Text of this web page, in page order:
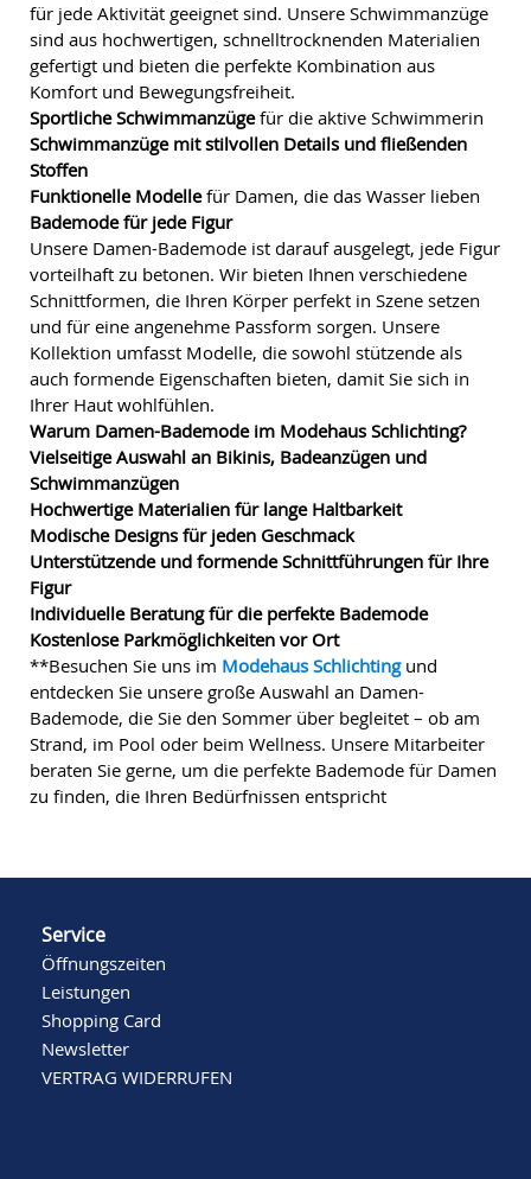
für jede Aktivität geeignet sind. Unsere Schwimmanzüge
sind aus hochwertigen, schnelltrocknenden Materialien
gefertigt und bieten die perfekte Kombination aus
Komfort und Bewegungsfreiheit.
Sportliche Schwimmanzügefür die aktive Schwimmerin
Schwimmanzüge mit stilvollen Details und fließenden
Stoffen
Funktionelle Modellefür Damen, die das Wasser lieben
Bademode für jede Figur
Unsere Damen-Bademode ist darauf ausgelegt, jede Figur
vorteilhaft zu betonen. Wir bieten Ihnen verschiedene
Schnittformen, die Ihren Körper perfekt in Szene setzen
und für eine angenehme Passform sorgen. Unsere
Kollektion umfasst Modelle, die sowohl stützende als
auch formende Eigenschaften bieten, damit Sie sich in
Ihrer Haut wohlfühlen.
Warum Damen-Bademode im Modehaus Schlichting?
Vielseitige Auswahl an Bikinis, Badeanzügen und
Schwimmanzügen
Hochwertige Materialien für lange Haltbarkeit
Modische Designs für jeden Geschmack
Unterstützende und formende Schnittführungen für Ihre
Figur
Individuelle Beratung für die perfekte Bademode
Kostenlose Parkmöglichkeiten vor Ort
**Besuchen Sie uns im Modehaus Schlichtingund
entdecken Sie unsere große Auswahl an Damen-
Bademode, die Sie den Sommer über begleitet – ob am
Strand, im Pool oder beim Wellness. Unsere Mitarbeiter
beraten Sie gerne, um die perfekte Bademode für Damen
zu finden, die Ihren Bedürfnissen entspricht
Service
Öffnungszeiten
Leistungen
Shopping Card
Newsletter
VERTRAG WIDERRUFEN